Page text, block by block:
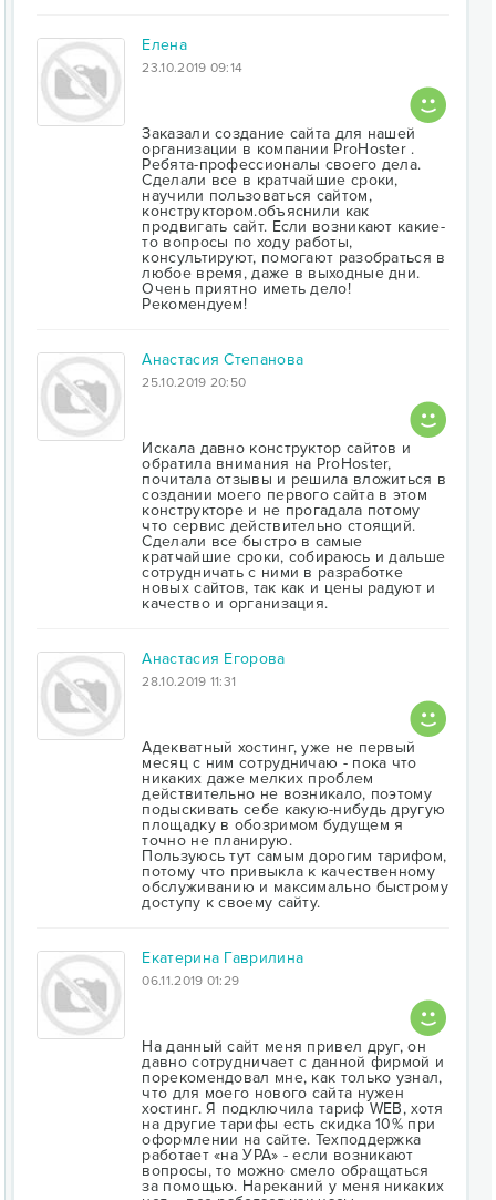
Елена
23.10.2019 09:14
Заказали создание сайта для нашей
организации в компании ProHoster .
Ребята-профессионалы своего дела.
Сделали все в кратчайшие сроки,
научили пользоваться сайтом,
конструктором.объяснили как
продвигать сайт. Если возникают какие-
то вопросы по ходу работы,
консультируют, помогают разобраться в
любое время, даже в выходные дни.
Очень приятно иметь дело!
Рекомендуем!
Анастасия Степанова
25.10.2019 20:50
Искала давно конструктор сайтов и
обратила внимания на ProHoster,
почитала отзывы и решила вложиться в
создании моего первого сайта в этом
конструкторе и не прогадала потому
что сервис действительно стоящий.
Сделали все быстро в самые
кратчайшие сроки, собираюсь и дальше
сотрудничать с ними в разработке
новых сайтов, так как и цены радуют и
качество и организация.
Анастасия Егорова
28.10.2019 11:31
Адекватный хостинг, уже не первый
месяц с ним сотрудничаю - пока что
никаких даже мелких проблем
действительно не возникало, поэтому
подыскивать себе какую-нибудь другую
площадку в обозримом будущем я
точно не планирую.
Пользуюсь тут самым дорогим тарифом,
потому что привыкла к качественному
обслуживанию и максимально быстрому
доступу к своему сайту.
Екатерина Гаврилина
06.11.2019 01:29
На данный сайт меня привел друг, он
давно сотрудничает с данной фирмой и
порекомендовал мне, как только узнал,
что для моего нового сайта нужен
хостинг. Я подключила тариф WEB, хотя
на другие тарифы есть скидка 10% при
оформлении на сайте. Техподдержка
работает «на УРА» - если возникают
вопросы, то можно смело обращаться
за помощью. Нареканий у меня никаких